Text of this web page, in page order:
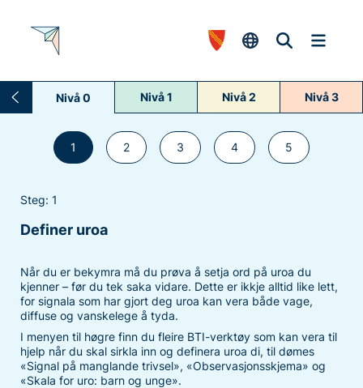
Nivå 0 Nivå 1 Nivå 2 Nivå 3
1 2 3 4 5
Steg: 1
Definer uroa
Når du er bekymra må du prøva å setja ord på uroa du
kjenner – før du tek saka vidare. Dette er ikkje alltid like lett,
for signala som har gjort deg uroa kan vera både vage,
diffuse og vanskelege å tyda.
I menyen til høgre finn du fleire BTI-verktøy som kan vera til
hjelp når du skal sirkla inn og definera uroa di, til dømes
«Signal på manglande trivsel», «Observasjonsskjema» og
«Skala for uro: barn og unge».